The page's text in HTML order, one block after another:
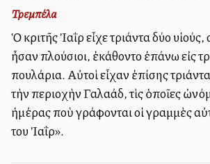
Τρεμπέλα
Ὁ κριτῆς Ἰαῒρ εἶχε τριάντα δύο υἱούς,
ἦσαν πλούσιοι, ἐκάθοντο ἐπάνω εἰς
πουλάρια. Αὐτοὶ εἶχαν ἐπίσης
τὴν περιοχὴν Γαλαάδ, τὶς ὁποῖες
ἡμέρας ποὺ γράφονται οἱ γραμμὲς
του Ἰαΐρ».